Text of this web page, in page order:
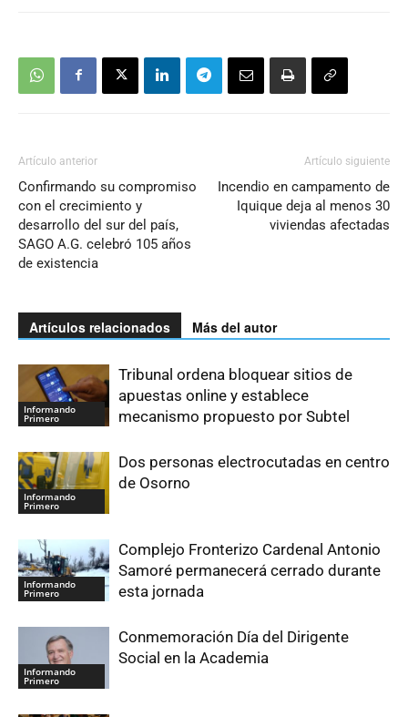
Artículo anterior
Confirmando su compromiso
con el crecimiento y
desarrollo del sur del país,
SAGO A.G. celebró 105 años
de existencia
Artículo siguiente
Incendio en campamento de
Iquique deja al menos 30
viviendas afectadas
Artículos relacionados Más del autor
Informando
Primero
Tribunal ordena bloquear sitios de
apuestas online y establece
mecanismo propuesto por Subtel
Informando
Primero
Dos personas electrocutadas en centro
de Osorno
Informando
Primero
Complejo Fronterizo Cardenal Antonio
Samoré permanecerá cerrado durante
esta jornada
Informando
Primero
Conmemoración Día del Dirigente
Social en la Academia